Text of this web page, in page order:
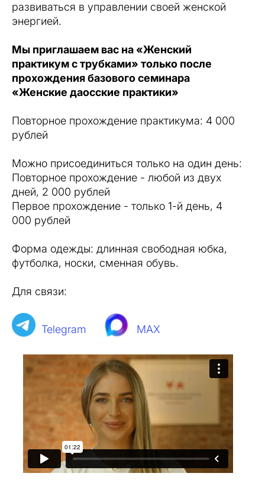
развиваться в управлении своей женской
энергией.
Мы приглашаем вас на «Женский
практикум с трубками» только после
прохождения базового семинара
«Женские даосские практики»
Повторное прохождение практикума: 4 000
рублей
Можно присоединиться только на один день:
Повторное прохождение - любой из двух
дней, 2 000 рублей
Первое прохождение - только 1-й день, 4
000 рублей
Форма одежды: длинная свободная юбка,
футболка, носки, сменная обувь.
Для связи:
Telegram MAX